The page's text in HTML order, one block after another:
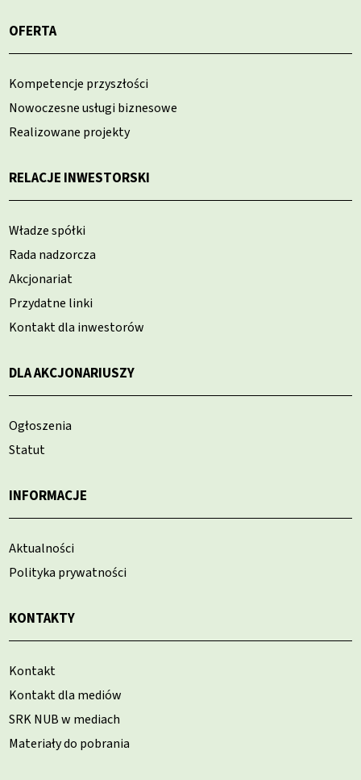
OFERTA
Kompetencje przyszłości
Nowoczesne usługi biznesowe
Realizowane projekty
RELACJE INWESTORSKI
Władze spółki
Rada nadzorcza
Akcjonariat
Przydatne linki
Kontakt dla inwestorów
DLA AKCJONARIUSZY
Ogłoszenia
Statut
INFORMACJE
Aktualności
Polityka prywatności
KONTAKTY
Kontakt
Kontakt dla mediów
SRK NUB w mediach
Materiały do pobrania